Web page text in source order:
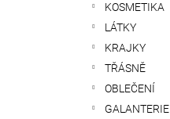
KOSMETIKA
LÁTKY
KRAJKY
TŘÁSNĚ
OBLEČENÍ
GALANTERIE